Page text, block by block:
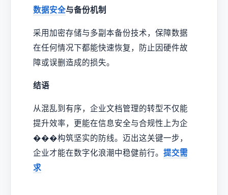
数据安全与备份机制
采用加密存储与多副本备份技术，保障数据
在任何情况下都能快速恢复，防止因硬件故
障或误删造成的损失。
结语
从混乱到有序，企业文档管理的转型不仅能
提升效率，更能在信息安全与合规性上为企
���构筑坚实的防线。迈出这关键一步，
企业才能在数字化浪潮中稳健前行。 提交需
求